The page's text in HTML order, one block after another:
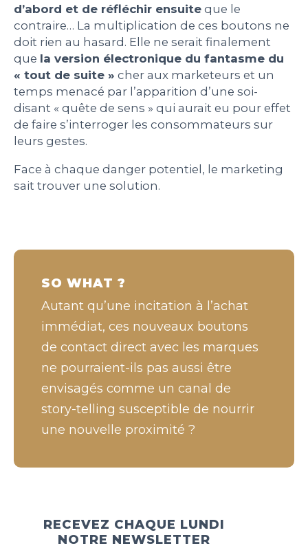
RECEVEZ CHAQUE LUNDI
NOTRE NEWSLETTER
d’abord et de réfléchir ensuite que le
contraire… La multiplication de ces boutons ne
doit rien au hasard. Elle ne serait finalement
que la version électronique du fantasme du
« tout de suite » cher aux marketeurs et un
temps menacé par l’apparition d’une soi-
disant « quête de sens » qui aurait eu pour effet
de faire s’interroger les consommateurs sur
leurs gestes.
Face à chaque danger potentiel, le marketing
sait trouver une solution.
SO WHAT ?
Autant qu’une incitation à l’achat
immédiat, ces nouveaux boutons
de contact direct avec les marques
ne pourraient-ils pas aussi être
envisagés comme un canal de
story-telling susceptible de nourrir
une nouvelle proximité ?